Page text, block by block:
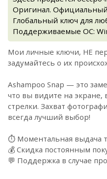
Оригинал.
Глобальный ключ для
Поддерживаемые ОС:
Мои личные ключи, НЕ
задумайтесь о их
Ashampoo Snap — это
что вы видите на
стрелки. Захват
всегда лучший выбор!
⏱️ Моментальная выдача
💰 Cкидка постоянным
💬 Поддержка в случае